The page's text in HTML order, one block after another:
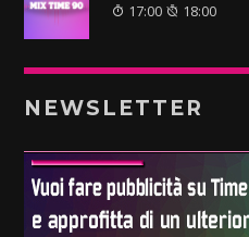
17:00 18:00
NEWSLETTER